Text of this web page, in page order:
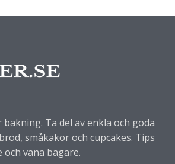
Ta del av enkla och goda
småkakor och cupcakes. Tips
vana bagare.